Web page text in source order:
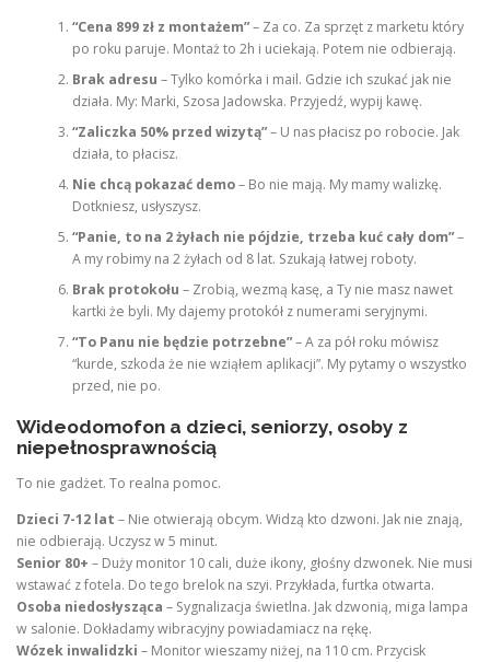
“Cena 899 zł z montażem”– Za co. Za sprzęt z marketu który
po roku paruje. Montaż to 2h i uciekają. Potem nie odbierają.
Brak adresu – Tylko komórka i mail. Gdzie ich szukać jak nie
działa. My: Marki, Szosa Jadowska. Przyjedź, wypij kawę.
“Zaliczka 50% przed wizytą”– U nas płacisz po robocie. Jak
działa, to płacisz.
Nie chcą pokazać demo– Bo nie mają. My mamy walizkę.
Dotkniesz, usłyszysz.
“Panie, to na 2 żyłach nie pójdzie, trzeba kuć cały dom”–
A my robimy na 2 żyłach od 8 lat. Szukają łatwej roboty.
Brak protokołu – Zrobią, wezmą kasę, a Ty nie masz nawet
kartki że byli. My dajemy protokół z numerami seryjnymi.
“To Panu nie będzie potrzebne”– A za pół roku mówisz
“kurde, szkoda że nie wziąłem aplikacji”. My pytamy o wszystko
przed, nie po.
Wideodomofon a dzieci, seniorzy, osoby z
niepełnosprawnością
To nie gadżet. To realna pomoc.
Dzieci 7-12 lat – Nie otwierają obcym. Widzą kto dzwoni. Jak nie znają,
nie odbierają. Uczysz w 5 minut.
Senior 80+ – Duży monitor 10 cali, duże ikony, głośny dzwonek. Nie musi
wstawać z fotela. Do tego brelok na szyi. Przykłada, furtka otwarta.
Osoba niedosłysząca – Sygnalizacja świetlna. Jak dzwonią, miga lampa
w salonie. Dokładamy wibracyjny powiadamiacz na rękę.
Wózek inwalidzki – Monitor wieszamy niżej, na 110 cm. Przycisk